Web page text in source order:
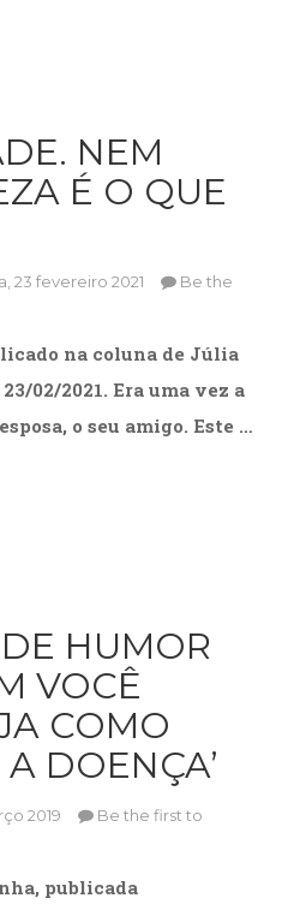
NEM
É O QUE
23 fevereiro 2021
Be the
na coluna de Júlia
02/2021. Era uma vez a
o seu amigo. Este …
HUMOR
VOCÊ
COMO
DOENÇA’
2019
Be the first to
publicada